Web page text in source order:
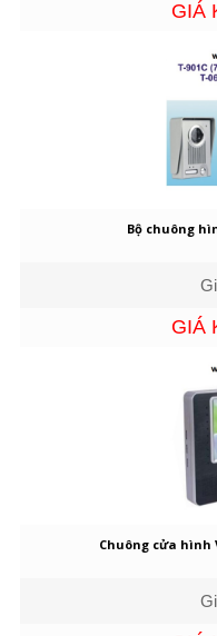
GIÁ
Bộ chuông
GIÁ
Chuông cửa hình